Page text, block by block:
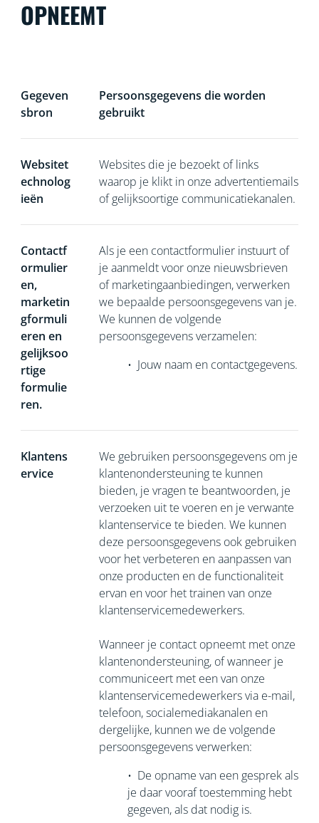
OPNEEMT
Gegeven
sbron
Persoonsgegevens die worden
gebruikt
Websitet
echnolog
ieën
Websites die je bezoekt of links
waarop je klikt in onze advertentiemails
of gelijksoortige communicatiekanalen.
Contactf
ormulier
en,
marketin
gformuli
eren en
gelijksoo
rtige
formulie
ren.
Als je een contactformulier instuurt of
je aanmeldt voor onze nieuwsbrieven
of marketingaanbiedingen, verwerken
we bepaalde persoonsgegevens van je.
We kunnen de volgende
persoonsgegevens verzamelen:
• Jouw naam en contactgegevens.
Klantens
ervice
We gebruiken persoonsgegevens om je
klantenondersteuning te kunnen
bieden, je vragen te beantwoorden, je
verzoeken uit te voeren en je verwante
klantenservice te bieden. We kunnen
deze persoonsgegevens ook gebruiken
voor het verbeteren en aanpassen van
onze producten en de functionaliteit
ervan en voor het trainen van onze
klantenservicemedewerkers.
Wanneer je contact opneemt met onze
klantenondersteuning, of wanneer je
communiceert met een van onze
klantenservicemedewerkers via e-mail,
telefoon, socialemediakanalen en
dergelijke, kunnen we de volgende
persoonsgegevens verwerken:
• De opname van een gesprek als
je daar vooraf toestemming hebt
gegeven, als dat nodig is.